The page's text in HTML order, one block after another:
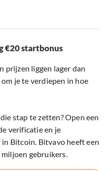
€20 startbonus
prijzen liggen lager dan
je te verdiepen in hoe
stap te zetten? Open een
verificatie en je
Bitcoin. Bitvavo heeft een
gebruikers.